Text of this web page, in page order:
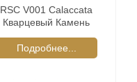
RSC V001 Calaccata
Кварцевый Камень
Нарезанные По
Размеру
Подробнее...